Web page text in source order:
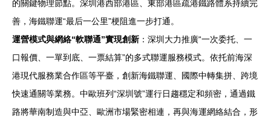
的關鍵物理節點。深圳港西部港區、東部港區疏港鐵路體系持續完
善，海鐵聯運“最后一公里”梗阻進一步打通。
運營模式與網絡“軟聯通”實現創新 ：深圳大力推廣“一次委托、一
口報價、一單到底、一票結算”的多式聯運服務模式。依托前海深
港現代服務業合作區等平臺，創新海鐵聯運、國際中轉集拼、跨境
快速通關等業務。中歐班列“深圳號”運行日趨穩定和頻密，通過鐵
路將華南制造與中亞、歐洲市場緊密相連，再與海運網絡結合，形